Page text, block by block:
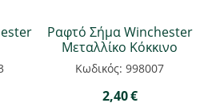
Ραφτό Σήμα Winchester
Μεταλλίκο Κόκκινο
Κωδικός: 998007
2,40€